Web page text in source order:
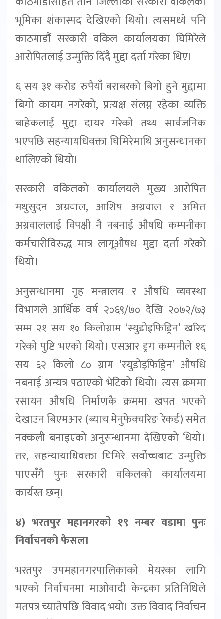
भूमिका शंकास्पद देखिएको थियो। त्यसमध्ये पनि
काठमाडौं सरकारी वकिल कार्यालयका घिमिरेले
आरोपितलाई उन्मुक्ति दिँदै मुद्दा दर्ता गरेका थिए।
६ सय ३१ करोड रुपैयाँ बराबरको बिगो हुने मुद्दामा
बिगो कायम नगरेको, प्रत्यक्ष संलग्न रहेका व्यक्ति
बाहेकलाई मुद्दा दायर गरेको तथ्य सार्वजनिक
भएपछि सहन्यायधिवक्ता घिमिरेमाथि अनुसन्धानका
थालिएको थियो।
सरकारी वकिलको कार्यालयले मुख्य आरोपित
मधुसुदन अग्रवाल, आशिष अग्रवाल र अमित
अग्रवाललाई विपक्षी नै नबनाई औषधि कम्पनीका
कर्मचारीविरुद्ध मात्र लागूऔषध मुद्दा दर्ता गरेको
थियो।
अनुसन्धानमा गृह मन्त्रालय र औषधि व्यवस्था
विभागले आर्थिक वर्ष २०६९/७० देखि २०७२/७३
सम्म २१ सय १० किलोग्राम ‘स्युडोइफिड्रिन’ खरिद
गरेको पुष्टि भएको थियो। एसआर ड्रग कम्पनीले १६
सय ६२ किलो ८० ग्राम ‘स्युडोइफिड्रिन’ औषधि
नबनाई अन्यत्र पठाएको भेटिको थियो। त्यस क्रममा
रसायन औषधि निर्माणकै क्रममा खपत भएको
देखाउन बिएमआर (ब्याच मेनुफेक्चरिङ रेकर्ड) समेत
नक्कली बनाइएको अनुसन्धानमा देखिएको थियो।
तर, सहन्यायाधिवक्ता घिमिरे सर्वोच्चबाट उन्मुक्ति
पाएसँगै पुनः सरकारी वकिलको कार्यालयमा
कार्यरत छन्।
४) भरतपुर महानगरको १९ नम्बर वडामा पुनः
निर्वाचनको फैसला
भरतपुर उपमहानगरपालिकाको मेयरका लागि
भएको निर्वाचनमा माओवादी केन्द्रका प्रतिनिधिले
मतपत्र च्यातेपछि विवाद भयो। उक्त विवाद निर्वाचन